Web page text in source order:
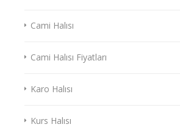
Cami Halısı
Cami Halısı Fiyatları
Karo Halısı
Kurs Halısı